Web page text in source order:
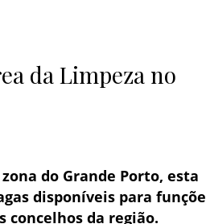
da Limpeza no
do Grande Porto, esta
disponíveis para
da região.